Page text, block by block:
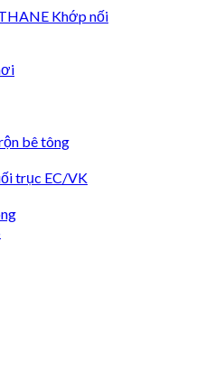
Khớp nối
bê tông
trục EC/VK